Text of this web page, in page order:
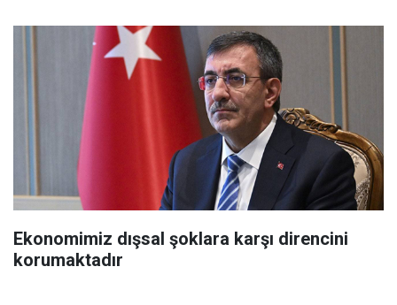
Ekonomimiz dışsal şoklara karşı direncini
korumaktadır